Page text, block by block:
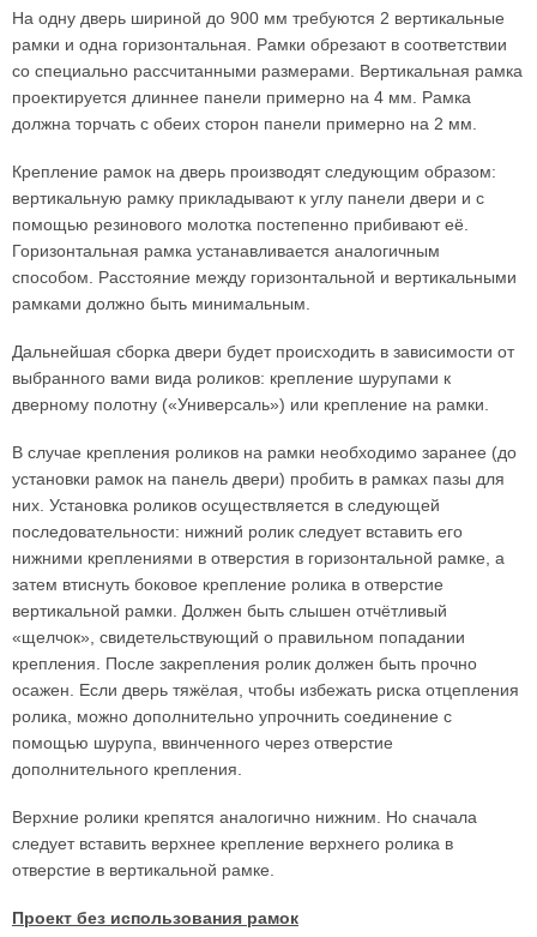
На одну дверь шириной до 900 мм требуются 2 вертикальные
рамки и одна горизонтальная. Рамки обрезают в соответствии
со специально рассчитанными размерами. Вертикальная рамка
проектируется длиннее панели примерно на 4 мм. Рамка
должна торчать с обеих сторон панели примерно на 2 мм.
Крепление рамок на дверь производят следующим образом:
вертикальную рамку прикладывают к углу панели двери и с
помощью резинового молотка постепенно прибивают её.
Горизонтальная рамка устанавливается аналогичным
способом. Расстояние между горизонтальной и вертикальными
рамками должно быть минимальным.
Дальнейшая сборка двери будет происходить в зависимости от
выбранного вами вида роликов: крепление шурупами к
дверному полотну («Универсаль») или крепление на рамки.
В случае крепления роликов на рамки необходимо заранее (до
установки рамок на панель двери) пробить в рамках пазы для
них. Установка роликов осуществляется в следующей
последовательности: нижний ролик следует вставить его
нижними креплениями в отверстия в горизонтальной рамке, а
затем втиснуть боковое крепление ролика в отверстие
вертикальной рамки. Должен быть слышен отчётливый
«щелчок», свидетельствующий о правильном попадании
крепления. После закрепления ролик должен быть прочно
осажен. Если дверь тяжёлая, чтобы избежать риска отцепления
ролика, можно дополнительно упрочнить соединение с
помощью шурупа, ввинченного через отверстие
дополнительного крепления.
Верхние ролики крепятся аналогично нижним. Но сначала
следует вставить верхнее крепление верхнего ролика в
отверстие в вертикальной рамке.
Проект без использования рамок